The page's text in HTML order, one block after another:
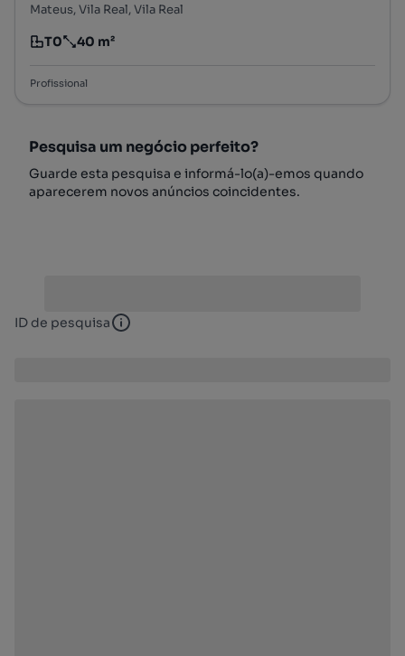
Mateus, Vila Real, Vila Real
Tipologia
T0
Preço por metro quadrado
40 m²
Profissional
Pesquisa um negócio perfeito?
Guarde esta pesquisa e informá-lo(a)-emos quando
aparecerem novos anúncios coincidentes.
ID de pesquisa ID de pesquisa